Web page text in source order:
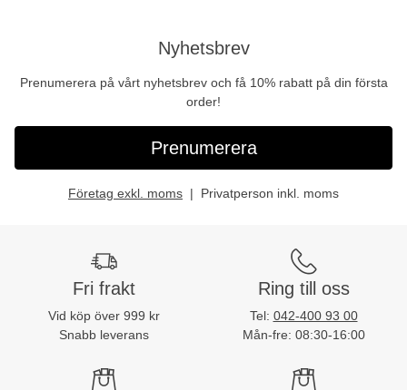
Nyhetsbrev
Prenumerera på vårt nyhetsbrev och få 10% rabatt på din första
order!
Prenumerera
Företag exkl. moms Privatperson inkl. moms
Fri frakt
Vid köp över 999 kr
Snabb leverans
Ring till oss
Tel: 042-400 93 00
Mån-fre: 08:30-16:00